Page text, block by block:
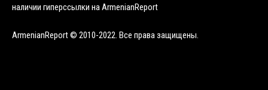
наличии гиперссылки на ArmenianReport
ArmenianReport © 2010-2022. Все права защищены.